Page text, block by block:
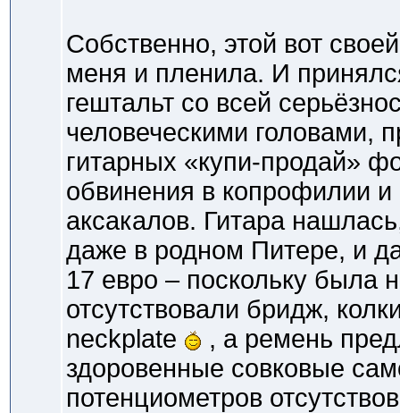
Собственно, этой вот
меня и пленила. И
гештальт со всей
человеческими головами,
гитарных «купи-продай»
обвинения в копрофилии и
аксакалов. Гитара
даже в родном Питере, и
17 евро – поскольку была
отсутствовали бридж,
neckplate
, а ремень
здоровенные совковые
потенциометров